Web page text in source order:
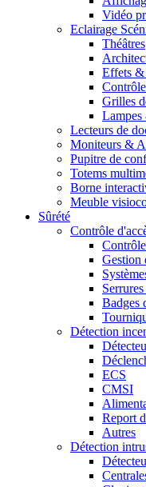
Vidéo
Eclairage
Théâtres
Effets &
Grilles
Lampes
Lecteurs de
Moniteurs &
Pupitre de
Totems
Borne
Meuble
Sûrété
Contrôle
Gestion
Badges
Détection
ECS
CMSI
Report
Autres
Détection